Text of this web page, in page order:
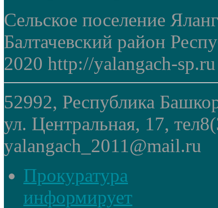
Сельское поселение
Балтачевский район
2020 http://yalangach-sp.ru
52992, Республика
ул. Центральная, 17,
yalangach_2011@mail.ru
Прокуратура
информирует